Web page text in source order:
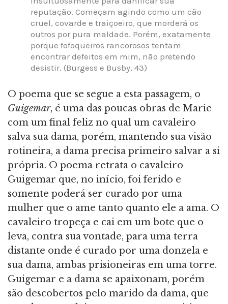
reputação. Começam agindo como um cão
cruel, covarde e traiçoeiro, que morderá os
outros por pura maldade. Porém, exatamente
porque fofoqueiros rancorosos tentam
encontrar defeitos em mim, não pretendo
desistir. (Burgess e Busby, 43)
O poema que se segue a esta passagem, o
Guigemar, é uma das poucas obras de Marie
com um final feliz no qual um cavaleiro
salva sua dama, porém, mantendo sua visão
rotineira, a dama precisa primeiro salvar a si
própria. O poema retrata o cavaleiro
Guigemar que, no início, foi ferido e
somente poderá ser curado por uma
mulher que o ame tanto quanto ele a ama. O
cavaleiro tropeça e cai em um bote que o
leva, contra sua vontade, para uma terra
distante onde é curado por uma donzela e
sua dama, ambas prisioneiras em uma torre.
Guigemar e a dama se apaixonam, porém
são descobertos pelo marido da dama, que